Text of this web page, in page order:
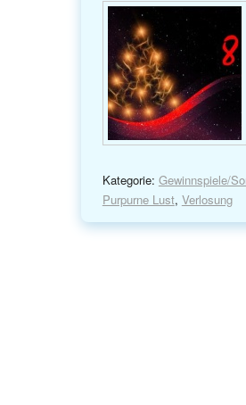
Kategorie: Gewinnspiele/
Purpurne Lust, Verlosung